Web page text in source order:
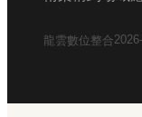
龍雲數位整合